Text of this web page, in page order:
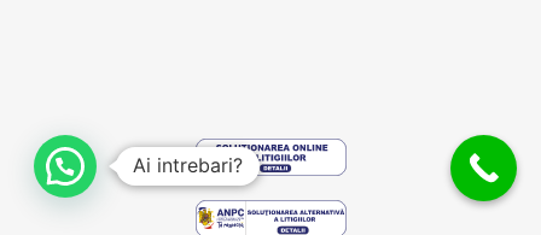
Ai intrebari?